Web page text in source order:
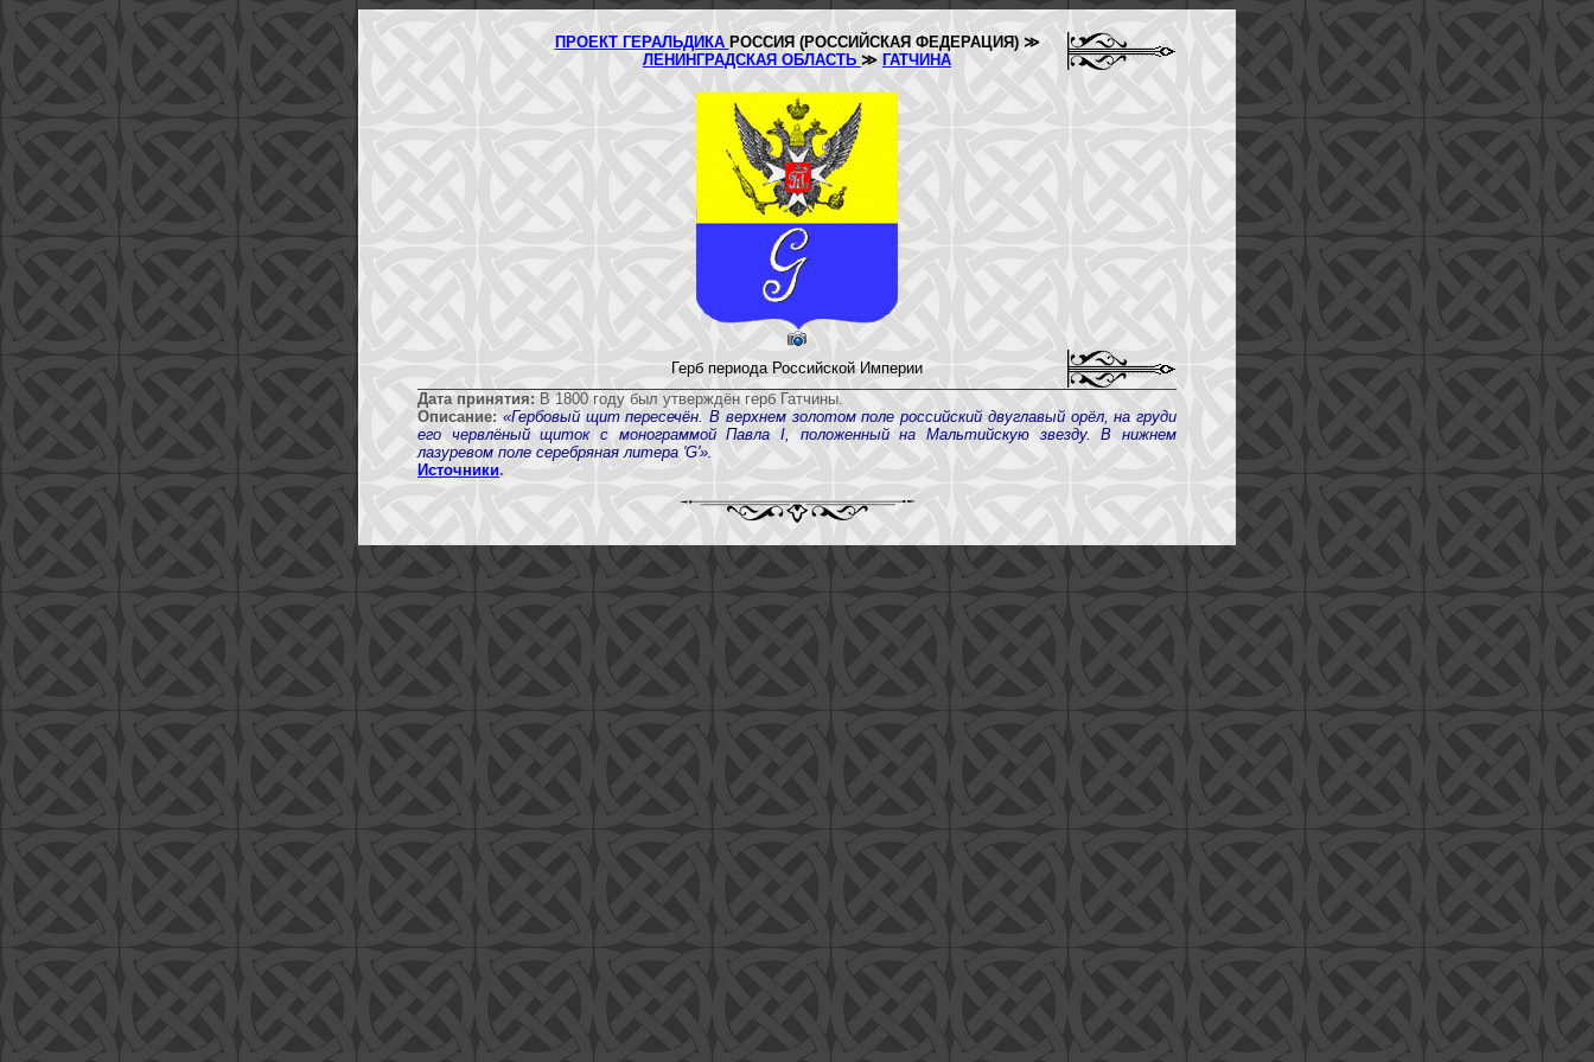
ПРОЕКТ ГЕРАЛЬДИКА РОССИЯ (РОССИЙСКАЯ ФЕДЕРАЦИЯ) ≫
ЛЕНИНГРАДСКАЯ ОБЛАСТЬ ≫ ГАТЧИНА
Герб периода Российской Империи
Дата принятия: В 1800 году был утверждён герб Гатчины.
Описание: «Гербовый щит пересечён. В верхнем золотом поле российский двуглавый орёл, на груди
его червлёный щиток с монограммой Павла I, положенный на Мальтийскую звезду. В нижнем
лазуревом поле серебряная литера 'G'».
Источники.